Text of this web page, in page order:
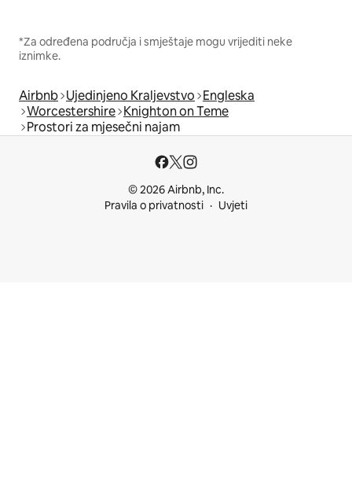
*Za određena područja i smještaje mogu vrijediti neke
iznimke.
Airbnb Ujedinjeno Kraljevstvo Engleska
Worcestershire Knighton on Teme
Prostori za mjesečni najam
© 2026 Airbnb, Inc.
Pravila o privatnosti
Uvjeti